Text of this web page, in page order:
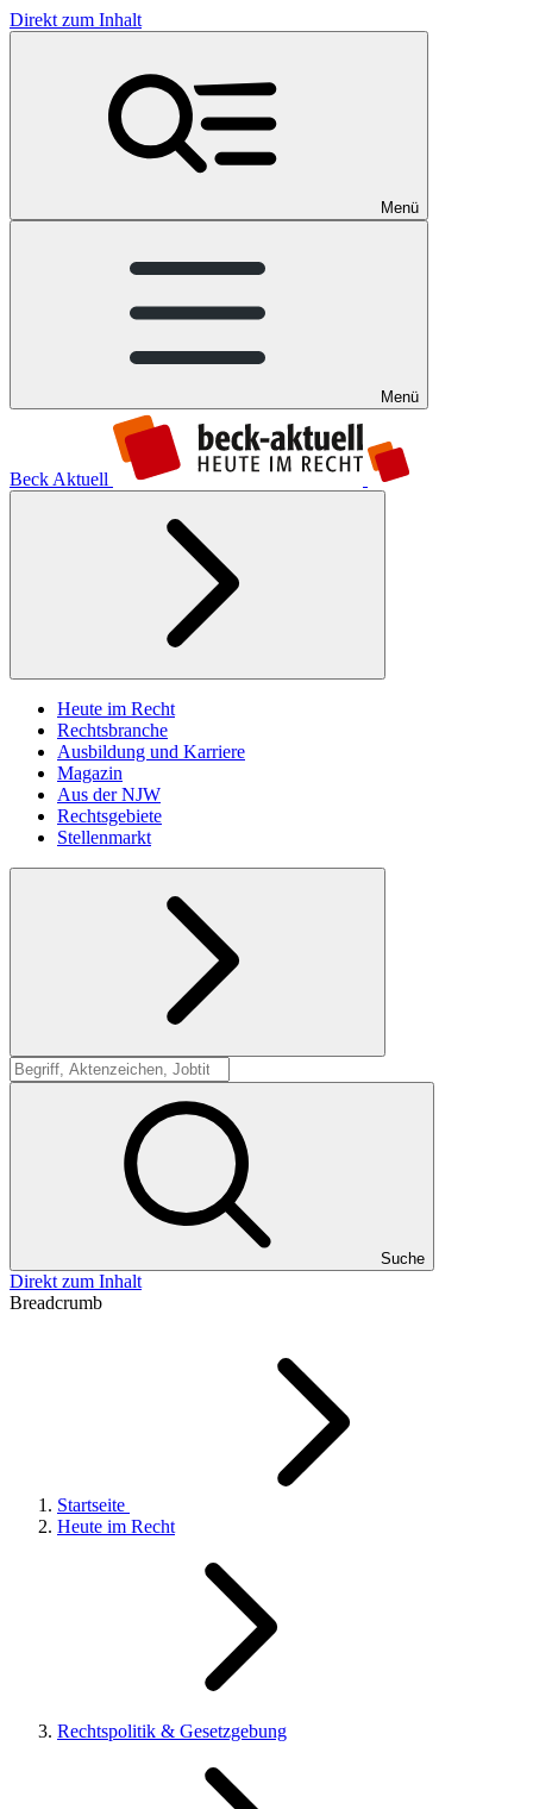
Direkt zum Inhalt
Menü
Menü
Beck Aktuell
Heute im Recht
Rechtsbranche
Ausbildung und Karriere
Magazin
Aus der NJW
Rechtsgebiete
Stellenmarkt
Suche
Suche
Direkt zum Inhalt
Breadcrumb
Startseite
Heute im Recht
Rechtspolitik & Gesetzgebung